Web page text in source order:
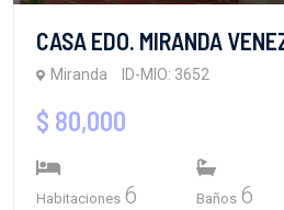
CASA EDO. MIRANDA
Miranda ID-MIO: 3652
$ 80,000
Habitaciones 6 Baños 6